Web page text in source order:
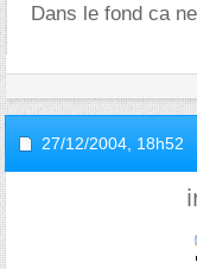
Dans le fond ca
27/12/2004, 18h52